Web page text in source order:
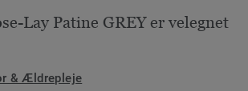
Lay Patine GREY er velegnet
& Ældrepleje